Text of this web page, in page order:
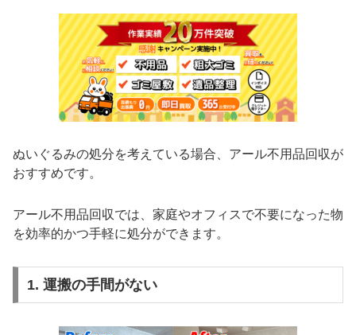
ぬいぐるみの処分を考えている場合、アール不用品回収が
おすすめです。
アール不用品回収では、家庭やオフィスで不要になった物
を効率的かつ手軽に処分ができます。
1. 運搬の手間がない